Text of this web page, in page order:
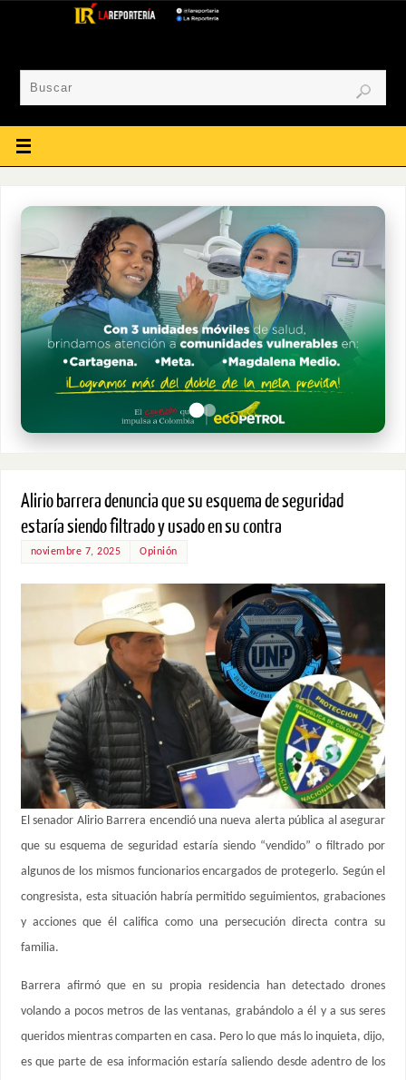
Alirio barrera denuncia que su esquema de seguridad
estaría siendo filtrado y usado en su contra
noviembre 7, 2025 Opinión
El senador Alirio Barrera encendió una nueva alerta pública al asegurar
que su esquema de seguridad estaría siendo “vendido” o filtrado por
algunos de los mismos funcionarios encargados de protegerlo. Según el
congresista, esta situación habría permitido seguimientos, grabaciones
y acciones que él califica como una persecución directa contra su
familia.
Barrera afirmó que en su propia residencia han detectado drones
volando a pocos metros de las ventanas, grabándolo a él y a sus seres
queridos mientras comparten en casa. Pero lo que más lo inquieta, dijo,
es que parte de esa información estaría saliendo desde adentro de los